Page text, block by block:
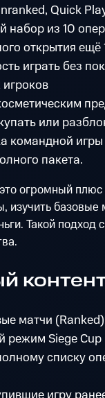
Quick
набор из 10
открытия ещё
играть без
или
командной
пакета.
огромный
изучить базовые
Такой подход
матчи (Ranked)
режим Siege Cup
списку